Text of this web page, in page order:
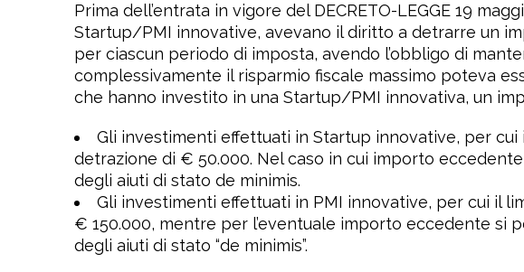
Prima dell’entrata in vigore del DECRETO-LEGGE 19
Startup/PMI innovative, avevano il diritto a detrarre un
per ciascun periodo di imposta, avendo l’obbligo di
complessivamente il risparmio fiscale massimo poteva
che hanno investito in una Startup/PMI innovativa, un
Gli investimenti effettuati in Startup innovative, per
detrazione di € 50.000. Nel caso in cui importo
degli aiuti di stato de minimis.
Gli investimenti effettuati in PMI innovative, per cui il
€ 150.000, mentre per l’eventuale importo eccedente si
degli aiuti di stato “de minimis”.